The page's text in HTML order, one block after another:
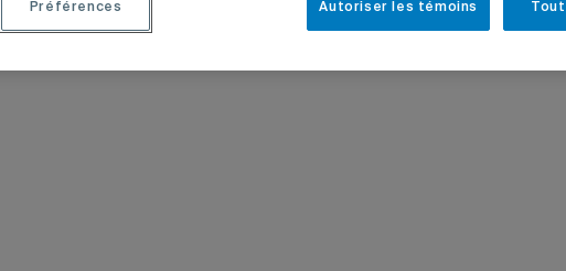
Autoriser les témoins
Préférences